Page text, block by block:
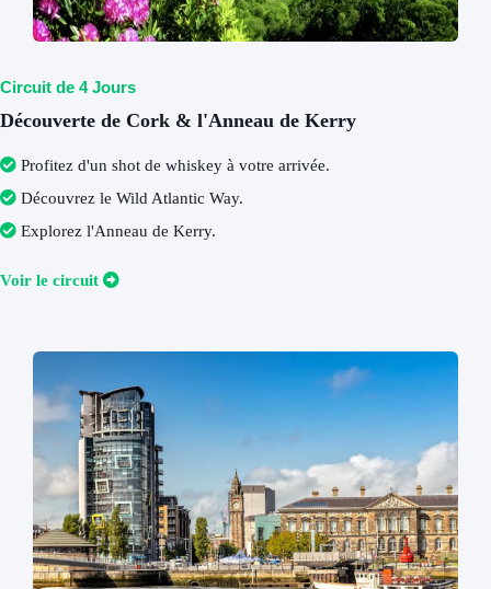
Circuit de 4 Jours
Découverte de Cork & l'Anneau de Kerry
Profitez d'un shot de whiskey à votre arrivée.
Découvrez le Wild Atlantic Way.
Explorez l'Anneau de Kerry.
Voir le circuit